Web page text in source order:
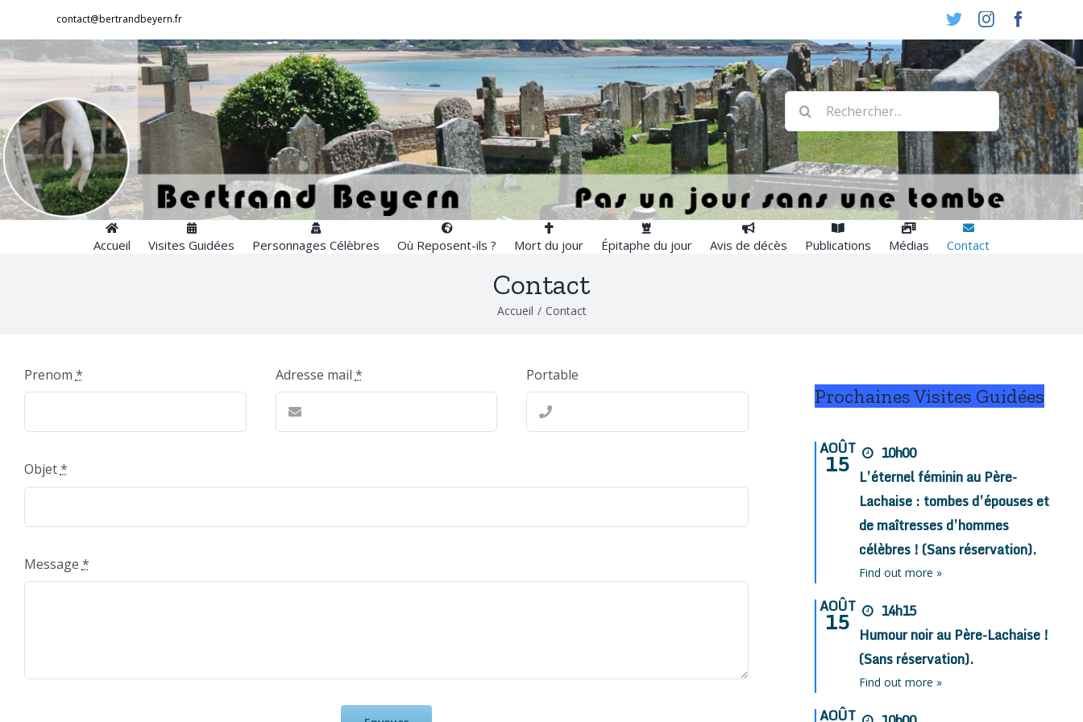
contenu
contact@bertrandbeyern.fr TwitterInstagram
Rechercher:
Accueil Visites Guidées Personnages Célèbres Où Reposent-ils ? Mort du jour Épitaphe du jour Avis de décès Publications Médias Contact
Contact
Accueil / Contact
Prenom * Adresse mail * Portable
Objet*
Message *
Prochaines Visites Guidées
AOÛT
15
10h00
L’éternel féminin au Père-
Lachaise : tombes d’épouses et
de maîtresses d’hommes
célèbres ! (Sans réservation).
Find out more »
AOÛT
15
14h15
Humour noir au Père-Lachaise !
(Sans réservation).
Find out more »
AOÛT